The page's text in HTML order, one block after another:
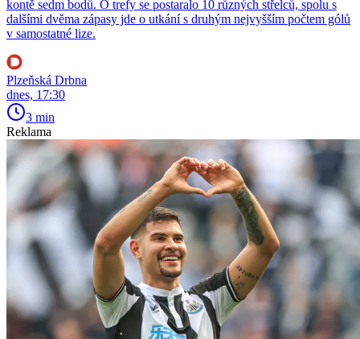
kontě sedm bodů. O trefy se postaralo 10 různých střelců, spolu s
dalšími dvěma zápasy jde o utkání s druhým nejvyšším počtem gólů
v samostatné lize.
Plzeňská Drbna
dnes, 17:30
3 min
Reklama